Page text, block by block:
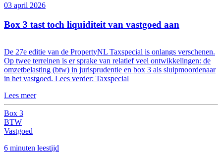
03 april 2026
Box 3 tast toch liquiditeit van vastgoed aan
De 27e editie van de PropertyNL Taxspecial is onlangs verschenen.
Op twee terreinen is er sprake van relatief veel ontwikkelingen: de
omzetbelasting (btw) in jurisprudentie en box 3 als sluipmoordenaar
in het vastgoed. Lees verder: Taxspecial
Lees meer
Box 3
BTW
Vastgoed
6 minuten leestijd